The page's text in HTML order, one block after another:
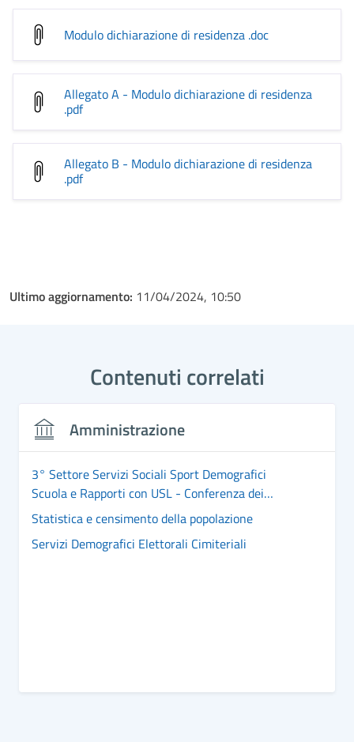
Modulo dichiarazione di residenza .doc
Allegato A - Modulo dichiarazione di residenza
.pdf
Allegato B - Modulo dichiarazione di residenza
.pdf
Ultimo aggiornamento: 11/04/2024, 10:50
Contenuti correlati
Amministrazione
3° Settore Servizi Sociali Sport Demografici
Scuola e Rapporti con USL - Conferenza dei
Sindaci
Statistica e censimento della popolazione
Servizi Demografici Elettorali Cimiteriali